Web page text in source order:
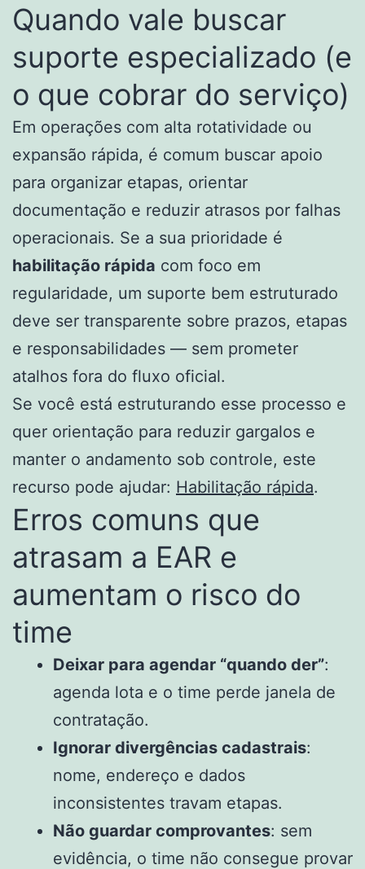
Quando vale buscar
suporte especializado (e
o que cobrar do serviço)
Em operações com alta rotatividade ou
expansão rápida, é comum buscar apoio
para organizar etapas, orientar
documentação e reduzir atrasos por falhas
operacionais. Se a sua prioridade é
habilitação rápida com foco em
regularidade, um suporte bem estruturado
deve ser transparente sobre prazos, etapas
e responsabilidades — sem prometer
atalhos fora do fluxo oficial.
Se você está estruturando esse processo e
quer orientação para reduzir gargalos e
manter o andamento sob controle, este
recurso pode ajudar: Habilitação rápida.
Erros comuns que
atrasam a EAR e
aumentam o risco do
time
Deixar para agendar “quando der”:
agenda lota e o time perde janela de
contratação.
Ignorar divergências cadastrais:
nome, endereço e dados
inconsistentes travam etapas.
Não guardar comprovantes: sem
evidência, o time não consegue provar